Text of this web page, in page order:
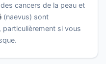
des cancers de la peau et
(naevus) sont
particulièrement si vous